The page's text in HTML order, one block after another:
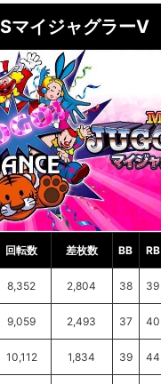
SマイジャグラーⅤ
回転数 差枚数 BB RB
8,352 2,804 38 39
9,059 2,493 37 40
10,112 1,834 39 44